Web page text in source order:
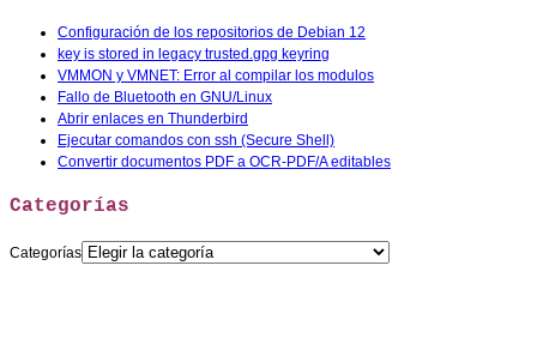
Configuración de los repositorios de Debian 12
key is stored in legacy trusted.gpg keyring
VMMON y VMNET: Error al compilar los modulos
Fallo de Bluetooth en GNU/Linux
Abrir enlaces en Thunderbird
Ejecutar comandos con ssh (Secure Shell)
Convertir documentos PDF a OCR-PDF/A editables
Categorías
Categorías